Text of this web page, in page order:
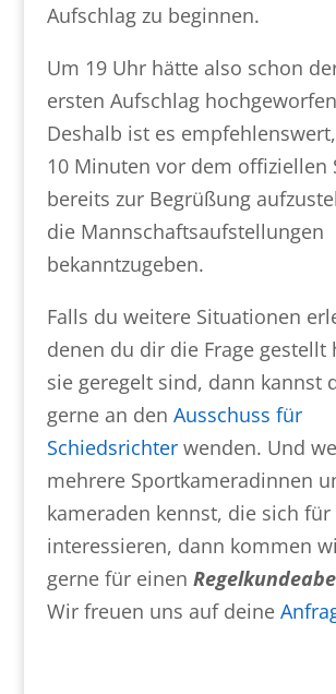
Aufschlag zu beginnen.
Um 19 Uhr hätte also schon
ersten Aufschlag
Deshalb ist es
10 Minuten vor dem offiziellen
bereits zur Begrüßung
die Mannschaftsaufstellungen
bekanntzugeben.
Falls du weitere Situationen
denen du dir die Frage gestellt
sie geregelt sind, dann kannst
gerne an den Ausschuss für
Schiedsrichterwenden. Und
mehrere Sportkameradinnen
kameraden kennst, die sich für
interessieren, dann kommen
gerne für einen
Wir freuen uns auf deine